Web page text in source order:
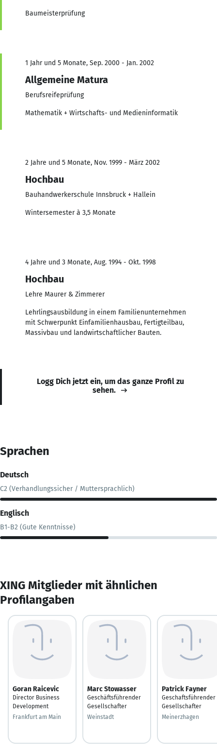
Baumeisterprüfung
1 Jahr und 5 Monate, Sep. 2000 - Jan. 2002
Allgemeine Matura
Berufsreifeprüfung
Mathematik + Wirtschafts- und Medieninformatik
2 Jahre und 5 Monate, Nov. 1999 - März 2002
Hochbau
Bauhandwerkerschule Innsbruck + Hallein
Wintersemester à 3,5 Monate
4 Jahre und 3 Monate, Aug. 1994 - Okt. 1998
Hochbau
Lehre Maurer & Zimmerer
Lehrlingsausbildung in einem Familienunternehmen
mit Schwerpunkt Einfamilienhausbau, Fertigteilbau,
Massivbau und landwirtschaftlicher Bauten.
Logg Dich jetzt ein, um das ganze Profil zu
sehen.
Sprachen
Deutsch
C2 (Verhandlungssicher / Muttersprachlich)
Englisch
B1-B2 (Gute Kenntnisse)
XING Mitglieder mit ähnlichen
Profilangaben
Goran Raicevic
Director Business
Development
Frankfurt am Main
Marc Stowasser
Geschäftsführender
Gesellschafter
Weinstadt
Patrick Fayner
Geschaftsführender
Gesellschafter
Meinerzhagen